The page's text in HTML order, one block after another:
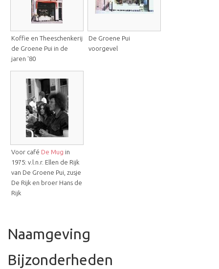
Koffie en Theeschenkerij
de Groene Pui in de
jaren '80
De Groene Pui
voorgevel
Voor café De Mug in
1975: v.l.n.r. Ellen de Rijk
van De Groene Pui, zusje
De Rijk en broer Hans de
Rijk
Naamgeving
Bijzonderheden